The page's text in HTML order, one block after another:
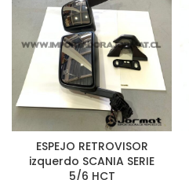
ESPEJO RETROVISOR
izquerdo SCANIA SERIE
5/6 HCT